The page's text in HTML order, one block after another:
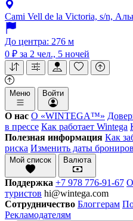
Cami Vell de la Victoria, s/n,
До центра: 276 м
0 ₽ за 2 чел., 5 ночей
Меню Войти
О нас О «WINTEGA™»
в прессе Как работает Wintega
Полезная информация Как
риска Изменить даты
Мой список Валюта
Поддержка +7 978 776-91-67
туристов hi@wintega.com
Сотрудничество Блоггерам
Рекламодателям